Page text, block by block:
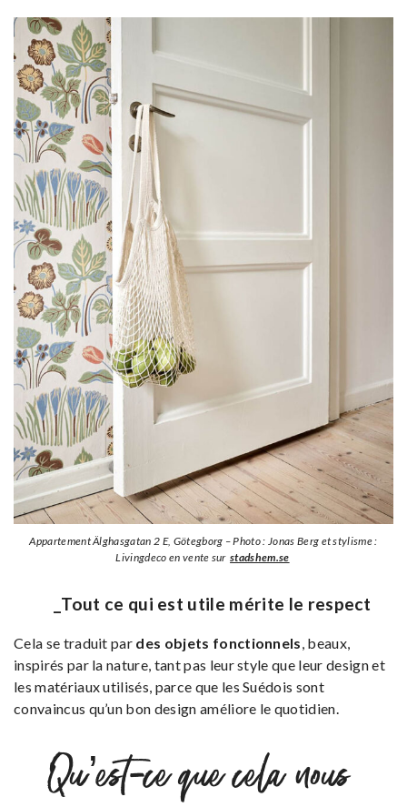
Appartement Älghasgatan 2 E, Götegborg – Photo : Jonas Berg et stylisme :
Livingdeco en vente sur stadshem.se
_Tout ce qui est utile mérite le respect
Cela se traduit par des objets fonctionnels, beaux,
inspirés par la nature, tant pas leur style que leur design et
les matériaux utilisés, parce que les Suédois sont
convaincus qu’un bon design améliore le quotidien.
Qu’est-ce que cela nous